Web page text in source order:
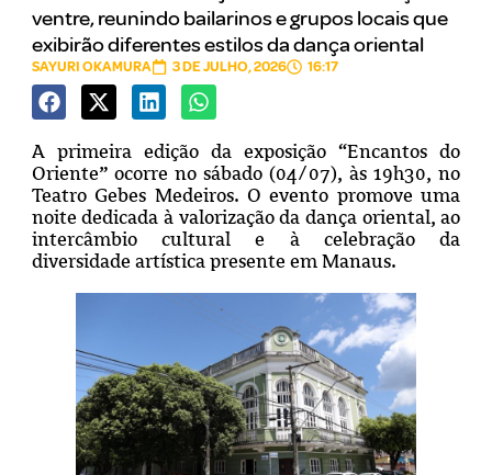
ventre, reunindo bailarinos e grupos locais que
exibirão diferentes estilos da dança oriental
SAYURI OKAMURA 3 DE JULHO, 2026 16:17
A primeira edição da exposição “Encantos do
Oriente” ocorre no sábado (04/07), às 19h30, no
Teatro Gebes Medeiros. O evento promove uma
noite dedicada à valorização da dança oriental, ao
intercâmbio cultural e à celebração da
diversidade artística presente em Manaus.